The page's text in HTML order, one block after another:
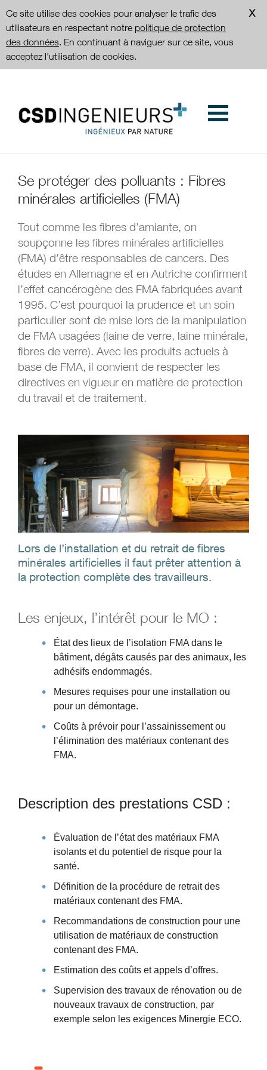
Ce site utilise des cookies pour analyser le trafic des
utilisateurs en respectant notre politique de protection
des données. En continuant à naviguer sur ce site, vous
acceptez l'utilisation de cookies.
Se protéger des polluants : Fibres
minérales artificielles (FMA)
Tout comme les fibres d’amiante, on
soupçonne les fibres minérales artificielles
(FMA) d’être responsables de cancers. Des
études en Allemagne et en Autriche confirment
l’effet cancérogène des FMA fabriquées avant
1995. C’est pourquoi la prudence et un soin
particulier sont de mise lors de la manipulation
de FMA usagées (laine de verre, laine minérale,
fibres de verre). Avec les produits actuels à
base de FMA, il convient de respecter les
directives en vigueur en matière de protection
du travail et de traitement.
Lors de l’installation et du retrait de fibres
minérales artificielles il faut prêter attention à
la protection complète des travailleurs.
Les enjeux, l’intérêt pour le MO :
État des lieux de l’isolation FMA dans le
bâtiment, dégâts causés par des animaux, les
adhésifs endommagés.
Mesures requises pour une installation ou
pour un démontage.
Coûts à prévoir pour l’assainissement ou
l’élimination des matériaux contenant des
FMA.
Description des prestations CSD :
Évaluation de l’état des matériaux FMA
isolants et du potentiel de risque pour la
santé.
Définition de la procédure de retrait des
matériaux contenant des FMA.
Recommandations de construction pour une
utilisation de matériaux de construction
contenant des FMA.
Estimation des coûts et appels d’offres.
Supervision des travaux de rénovation ou de
nouveaux travaux de construction, par
exemple selon les exigences Minergie ECO.